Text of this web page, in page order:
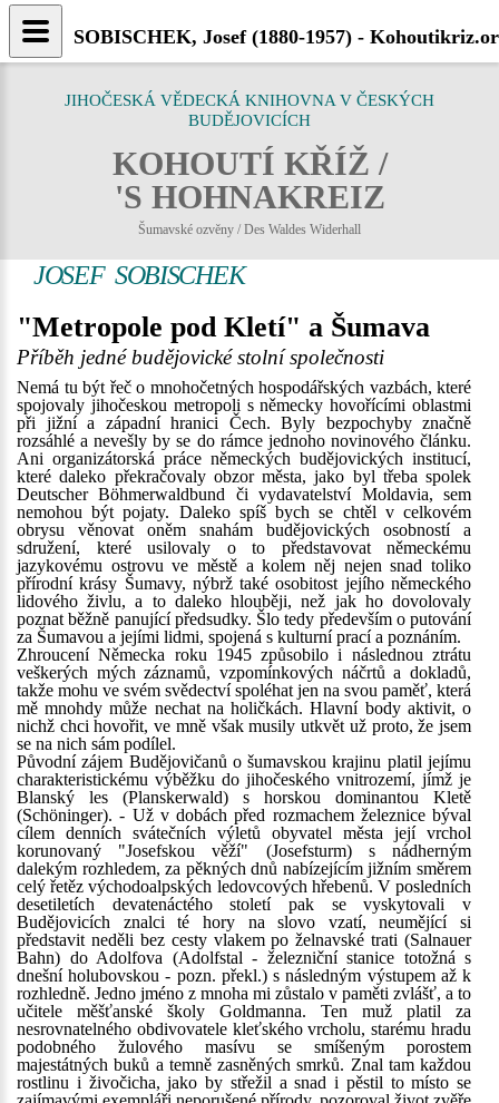
JIHOČESKÁ VĚDECKÁ KNIHOVNA V ČESKÝCH
BUDĚJOVICÍCH
KOHOUTÍ KŘÍŽ /
'S HOHNAKREIZ
Šumavské ozvěny / Des Waldes Widerhall
JOSEF SOBISCHEK
"Metropole pod Kletí" a Šumava
Příběh jedné budějovické stolní společnosti
Nemá tu být řeč o mnohočetných hospodářských vazbách, které
spojovaly jihočeskou metropoli s německy hovořícími oblastmi
při jižní a západní hranici Čech. Byly bezpochyby značně
rozsáhlé a nevešly by se do rámce jednoho novinového článku.
Ani organizátorská práce německých budějovických institucí,
které daleko překračovaly obzor města, jako byl třeba spolek
Deutscher Böhmerwaldbund či vydavatelství Moldavia, sem
nemohou být pojaty. Daleko spíš bych se chtěl v celkovém
obrysu věnovat oněm snahám budějovických osobností a
sdružení, které usilovaly o to představovat německému
jazykovému ostrovu ve městě a kolem něj nejen snad toliko
přírodní krásy Šumavy, nýbrž také osobitost jejího německého
lidového živlu, a to daleko hlouběji, než jak ho dovolovaly
poznat běžně panující předsudky. Šlo tedy především o putování
za Šumavou a jejími lidmi, spojená s kulturní prací a poznáním.
Zhroucení Německa roku 1945 způsobilo i následnou ztrátu
veškerých mých záznamů, vzpomínkových náčrtů a dokladů,
takže mohu ve svém svědectví spoléhat jen na svou paměť, která
mě mnohdy může nechat na holičkách. Hlavní body aktivit, o
nichž chci hovořit, ve mně však musily utkvět už proto, že jsem
se na nich sám podílel.
Původní zájem Budějovičanů o šumavskou krajinu platil jejímu
charakteristickému výběžku do jihočeského vnitrozemí, jímž je
Blanský les (Planskerwald) s horskou dominantou Kletě
(Schöninger). - Už v dobách před rozmachem železnice býval
cílem denních svátečních výletů obyvatel města její vrchol
korunovaný "Josefskou věží" (Josefsturm) s nádherným
dalekým rozhledem, za pěkných dnů nabízejícím jižním směrem
celý řetěz východoalpských ledovcových hřebenů. V posledních
desetiletích devatenáctého století pak se vyskytovali v
Budějovicích znalci té hory na slovo vzatí, neumějící si
představit neděli bez cesty vlakem po želnavské trati (Salnauer
Bahn) do Adolfova (Adolfstal - železniční stanice totožná s
dnešní holubovskou - pozn. překl.) s následným výstupem až k
rozhledně. Jedno jméno z mnoha mi zůstalo v paměti zvlášť, a to
učitele měšťanské školy Goldmanna. Ten muž platil za
nesrovnatelného obdivovatele kleťského vrcholu, starému hradu
podobného žulového masívu se smíšeným porostem
majestátných buků a temně zasněných smrků. Znal tam každou
rostlinu i živočicha, jako by střežil a snad i pěstil to místo se
SOBISCHEK, Josef (1880-1957) -